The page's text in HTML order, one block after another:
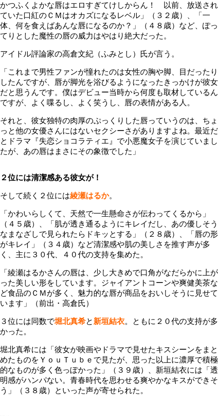
かつふくよかな唇はエロすぎてけしからん！ 以前、放送され
ていた口紅のＣＭはオカズになるレベル」（３２歳）、「一
体、何を食えばあんな唇になるのか？」（４８歳）など、ぽっ
てりとした魔性の唇の威力はやはり絶大だった。
アイドル評論家の高倉文紀（ふみとし）氏が言う。
「これまで男性ファンが憧れたのは女性の胸や脚、目だったり
したんですが、唇が脚光を浴びるようになったきっかけが彼女
だと思うんです。僕はデビュー当時から何度も取材しているん
ですが、よく喋るし、よく笑うし、唇の表情がある人。
それと、彼女独特の肉厚のぷっくりした唇っていうのは、ちょ
っと他の女優さんにはないセクシーさがありますよね。最近だ
とドラマ『失恋ショコラティエ』で小悪魔女子を演じていまし
たが、あの唇はまさにその象徴でした」
２位には清潔感ある彼女が！
そして続く２位には綾瀬はるか。
「かわいらしくて、天然で一生懸命さが伝わってくるから」
（４５歳）、「肌が透き通るようにキレイだし、あの優しそう
なまなざしで見られたらドキッとする」（２８歳）、「唇の形
がキレイ」（３４歳）など清潔感や肌の美しさを推す声が多
く、主に３０代、４０代の支持を集めた。
「綾瀬はるかさんの唇は、少し大きめで口角がなだらかに上が
った美しい形をしています。ジャイアントコーンや爽健美茶な
ど食品のＣＭが多く、魅力的な唇が商品をおいしそうに見せて
います」（前出・高倉氏）
３位には同数で堀北真希と 新垣結衣。ともに２０代の支持が多
かった。
堀北真希には「彼女が映画やドラマで見せたキスシーンをまと
めたものをＹｏｕＴｕｂｅで見たが、思った以上に濃厚で積極
的なものが多く色っぽかった」（３９歳）、新垣結衣には「透
明感がハンパない。青春時代を思わせる爽やかなキスができそ
う」（３８歳）といった声が寄せられた。